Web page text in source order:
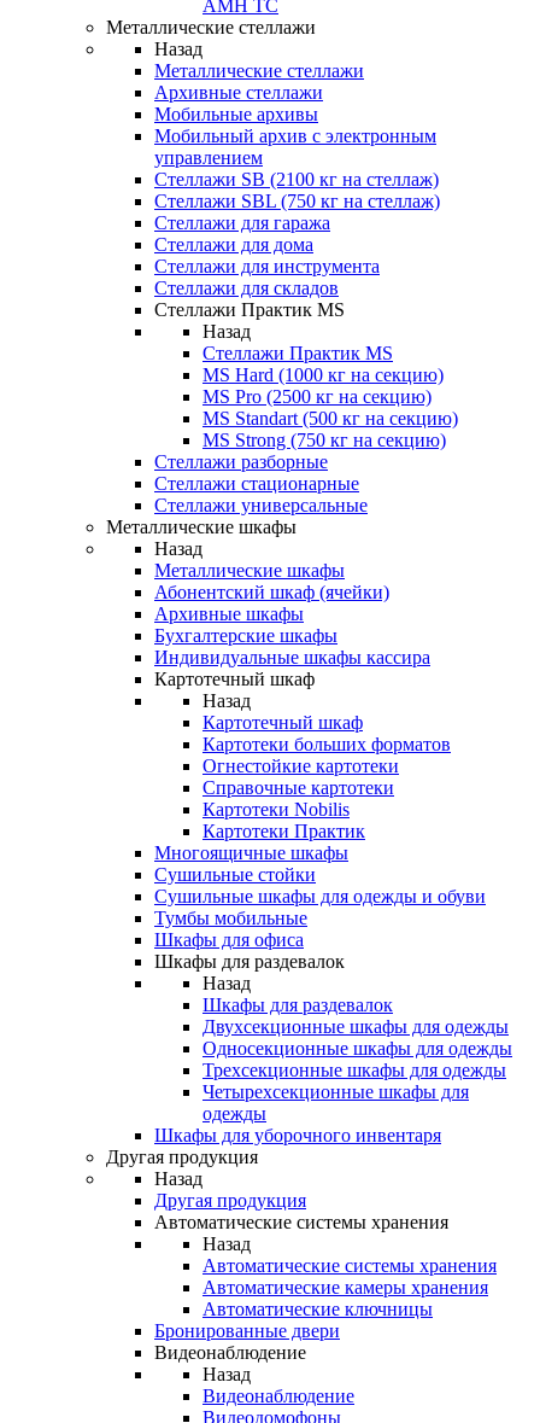
AMH TC
Металлические стеллажи
Назад
Металлические стеллажи
Архивные стеллажи
Мобильные архивы
Мобильный архив с электронным
управлением
Стеллажи SB (2100 кг на стеллаж)
Стеллажи SBL (750 кг на стеллаж)
Стеллажи для гаража
Стеллажи для дома
Стеллажи для инструмента
Стеллажи для складов
Стеллажи Практик MS
Назад
Стеллажи Практик MS
MS Hard (1000 кг на секцию)
MS Pro (2500 кг на секцию)
MS Standart (500 кг на секцию)
MS Strong (750 кг на секцию)
Стеллажи разборные
Стеллажи стационарные
Стеллажи универсальные
Металлические шкафы
Назад
Металлические шкафы
Абонентский шкаф (ячейки)
Архивные шкафы
Бухгалтерские шкафы
Индивидуальные шкафы кассира
Картотечный шкаф
Назад
Картотечный шкаф
Картотеки больших форматов
Огнестойкие картотеки
Справочные картотеки
Картотеки Nobilis
Картотеки Практик
Многоящичные шкафы
Сушильные стойки
Сушильные шкафы для одежды и обуви
Тумбы мобильные
Шкафы для офиса
Шкафы для раздевалок
Назад
Шкафы для раздевалок
Двухсекционные шкафы для одежды
Односекционные шкафы для одежды
Трехсекционные шкафы для одежды
Четырехсекционные шкафы для
одежды
Шкафы для уборочного инвентаря
Другая продукция
Назад
Другая продукция
Автоматические системы хранения
Назад
Автоматические системы хранения
Автоматические камеры хранения
Автоматические ключницы
Бронированные двери
Видеонаблюдение
Назад
Видеонаблюдение
Видеодомофоны